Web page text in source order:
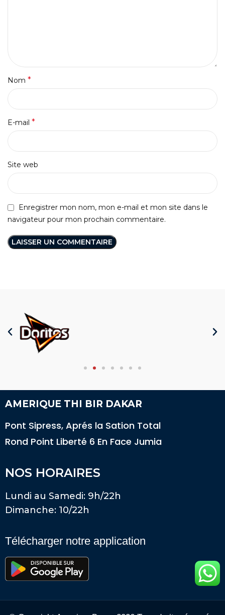
Nom *
E-mail *
Site web
Enregistrer mon nom, mon e-mail et mon site dans le
navigateur pour mon prochain commentaire.
AMERIQUE THI BIR DAKAR
Pont Sipress, Aprés la Sation Total
Rond Point Liberté 6 En Face Jumia
NOS HORAIRES
Lundi au Samedi: 9h/22h
Dimanche: 10/22h
Télécharger notre application